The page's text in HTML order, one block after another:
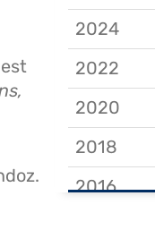
2024
2022
2020
2018
2016